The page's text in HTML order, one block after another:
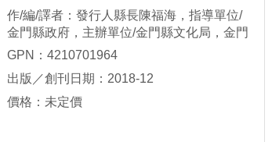
作/編/譯者：發行人縣長陳福海，指導單位/
金門縣政府，主辦單位/金門縣文化局，金門
縣政府社會處，承辦單位/財團法人金門縣社
音社
GPN：4210701964
出版／創刊日期：2018-12
價格：未定價